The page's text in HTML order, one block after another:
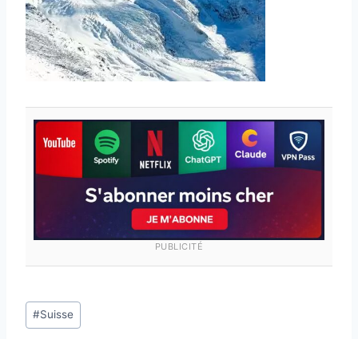
PUBLICITÉ
Étiquettes
de
#Suisse